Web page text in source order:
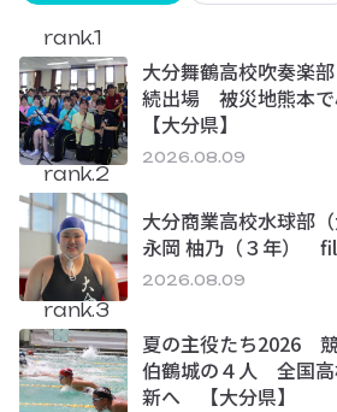
rank.1
大分舞鶴高校吹奏楽
続出場 被災地熊本
【大分県】
2026.08.09
rank.2
大分商業高校水球部
永岡 柚乃（３年）
2026.08.09
rank.3
夏の主役たち2026
伯鶴城の４人 全国高
新へ 【大分県】